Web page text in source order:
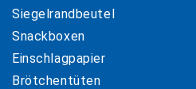
Siegelrandbeutel
Snackboxen
Einschlagpapier
Brötchentüten